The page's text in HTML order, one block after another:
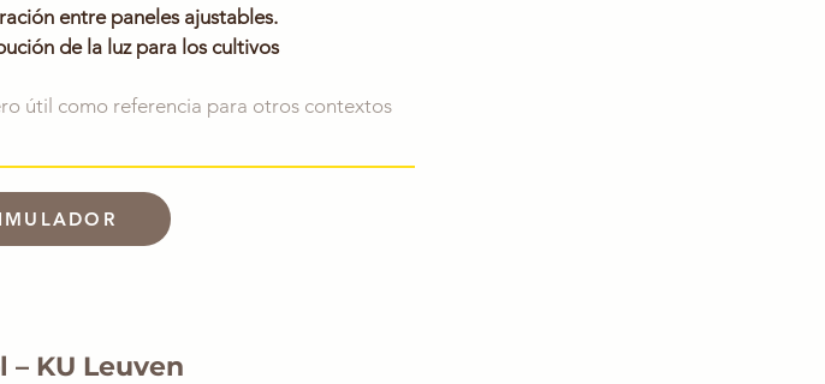
entre paneles ajustables.
de la luz para los cultivos
útil como referencia para otros contextos
– KU Leuven